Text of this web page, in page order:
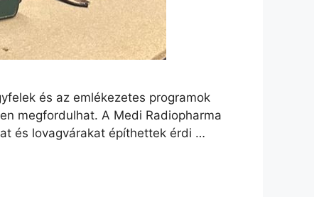
és az emlékezetes programok
megfordulhat. A Medi Radiopharma
és lovagvárakat építhettek érdi …